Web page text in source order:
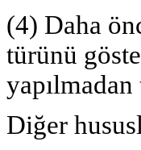
(4) Daha
türünü
Diğer